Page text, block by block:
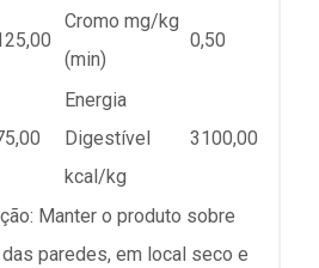
Cromo mg/kg
(min)
0,50
Energia
Digestível
kcal/kg
3100,00
Manter o produto sobre
paredes, em local seco e